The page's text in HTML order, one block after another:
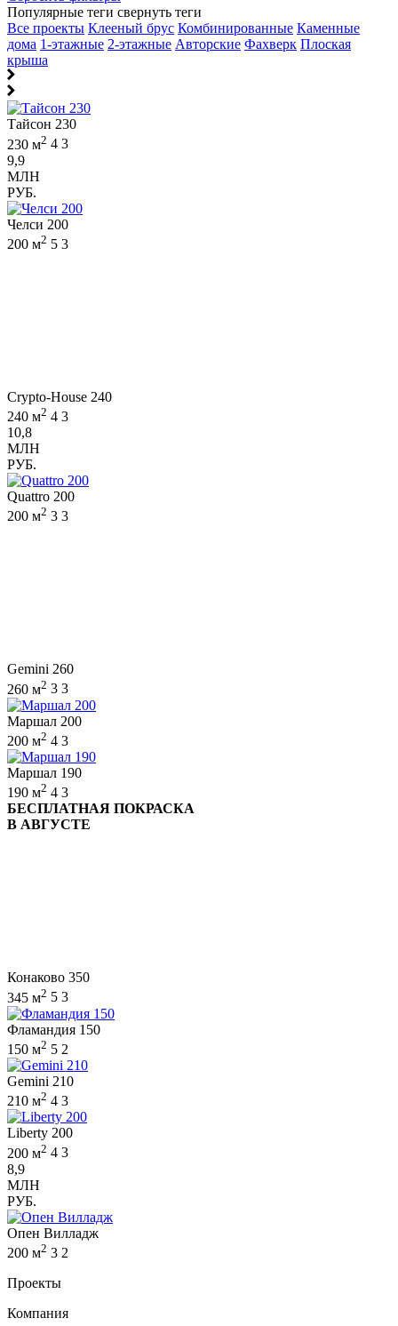
Популярные теги свернуть теги
Все проекты Клееный брус Комбинированные Каменные
дома 1-этажные 2-этажные Авторские Фахверк Плоская
крыша
Тайсон 230
230 м2 4 3
9,9
МЛН
РУБ.
Челси 200
200 м2 5 3
Crypto-House 240
240 м2 4 3
10,8
МЛН
РУБ.
Quattro 200
200 м2 3 3
Gemini 260
260 м2 3 3
Маршал 200
200 м2 4 3
Маршал 190
190 м2 4 3
БЕСПЛАТНАЯ ПОКРАСКА
В АВГУСТЕ
Конаково 350
345 м2 5 3
Фламандия 150
150 м2 5 2
Gemini 210
210 м2 4 3
Liberty 200
200 м2 4 3
8,9
МЛН
РУБ.
Опен Вилладж
200 м2 3 2
Проекты
Компания